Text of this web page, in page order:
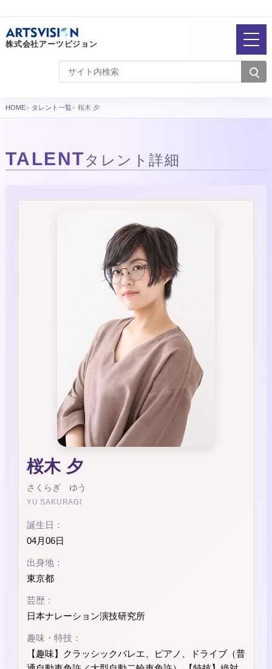
株式会社アーツビジョン
HOME タレント一覧 桜木 夕
TALENTタレント詳細
桜木 夕
さくらぎ ゆう
YU SAKURAGI
誕生日：
04月06日
出身地：
東京都
芸歴：
日本ナレーション演技研究所
趣味・特技：
【趣味】クラッシックバレエ、ピアノ、ドライブ（普